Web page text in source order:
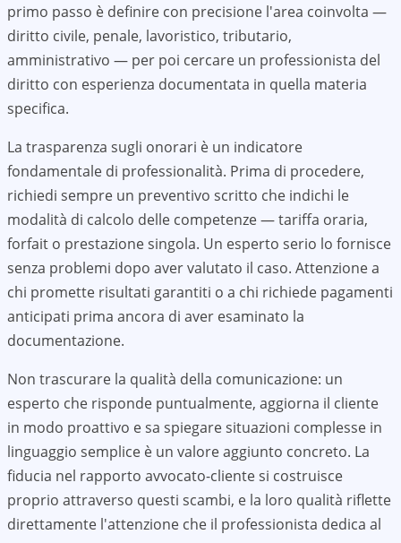
primo passo è definire con precisione l'area coinvolta —
diritto civile, penale, lavoristico, tributario,
amministrativo — per poi cercare un professionista del
diritto con esperienza documentata in quella materia
specifica.
La trasparenza sugli onorari è un indicatore
fondamentale di professionalità. Prima di procedere,
richiedi sempre un preventivo scritto che indichi le
modalità di calcolo delle competenze — tariffa oraria,
forfait o prestazione singola. Un esperto serio lo fornisce
senza problemi dopo aver valutato il caso. Attenzione a
chi promette risultati garantiti o a chi richiede pagamenti
anticipati prima ancora di aver esaminato la
documentazione.
Non trascurare la qualità della comunicazione: un
esperto che risponde puntualmente, aggiorna il cliente
in modo proattivo e sa spiegare situazioni complesse in
linguaggio semplice è un valore aggiunto concreto. La
fiducia nel rapporto avvocato-cliente si costruisce
proprio attraverso questi scambi, e la loro qualità riflette
direttamente l'attenzione che il professionista dedica al